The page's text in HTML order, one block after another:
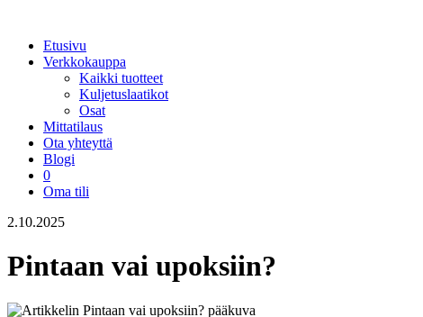
Etusivu
Verkkokauppa
Kaikki tuotteet
Kuljetuslaatikot
Osat
Mittatilaus
Ota yhteyttä
Blogi
0
Oma tili
2.10.2025
Pintaan vai upoksiin?